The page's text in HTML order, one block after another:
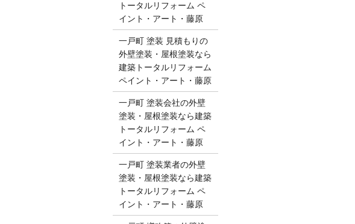
トータルリフォーム ペ
イント・アート・藤原
一戸町 塗装 見積もりの
外壁塗装・屋根塗装なら
建築トータルリフォーム
ペイント・アート・藤原
一戸町 塗装会社の外壁
塗装・屋根塗装なら建築
トータルリフォーム ペ
イント・アート・藤原
一戸町 塗装業者の外壁
塗装・屋根塗装なら建築
トータルリフォーム ペ
イント・アート・藤原